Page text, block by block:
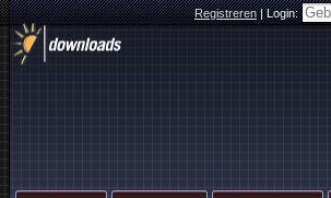
Registreren|Login: